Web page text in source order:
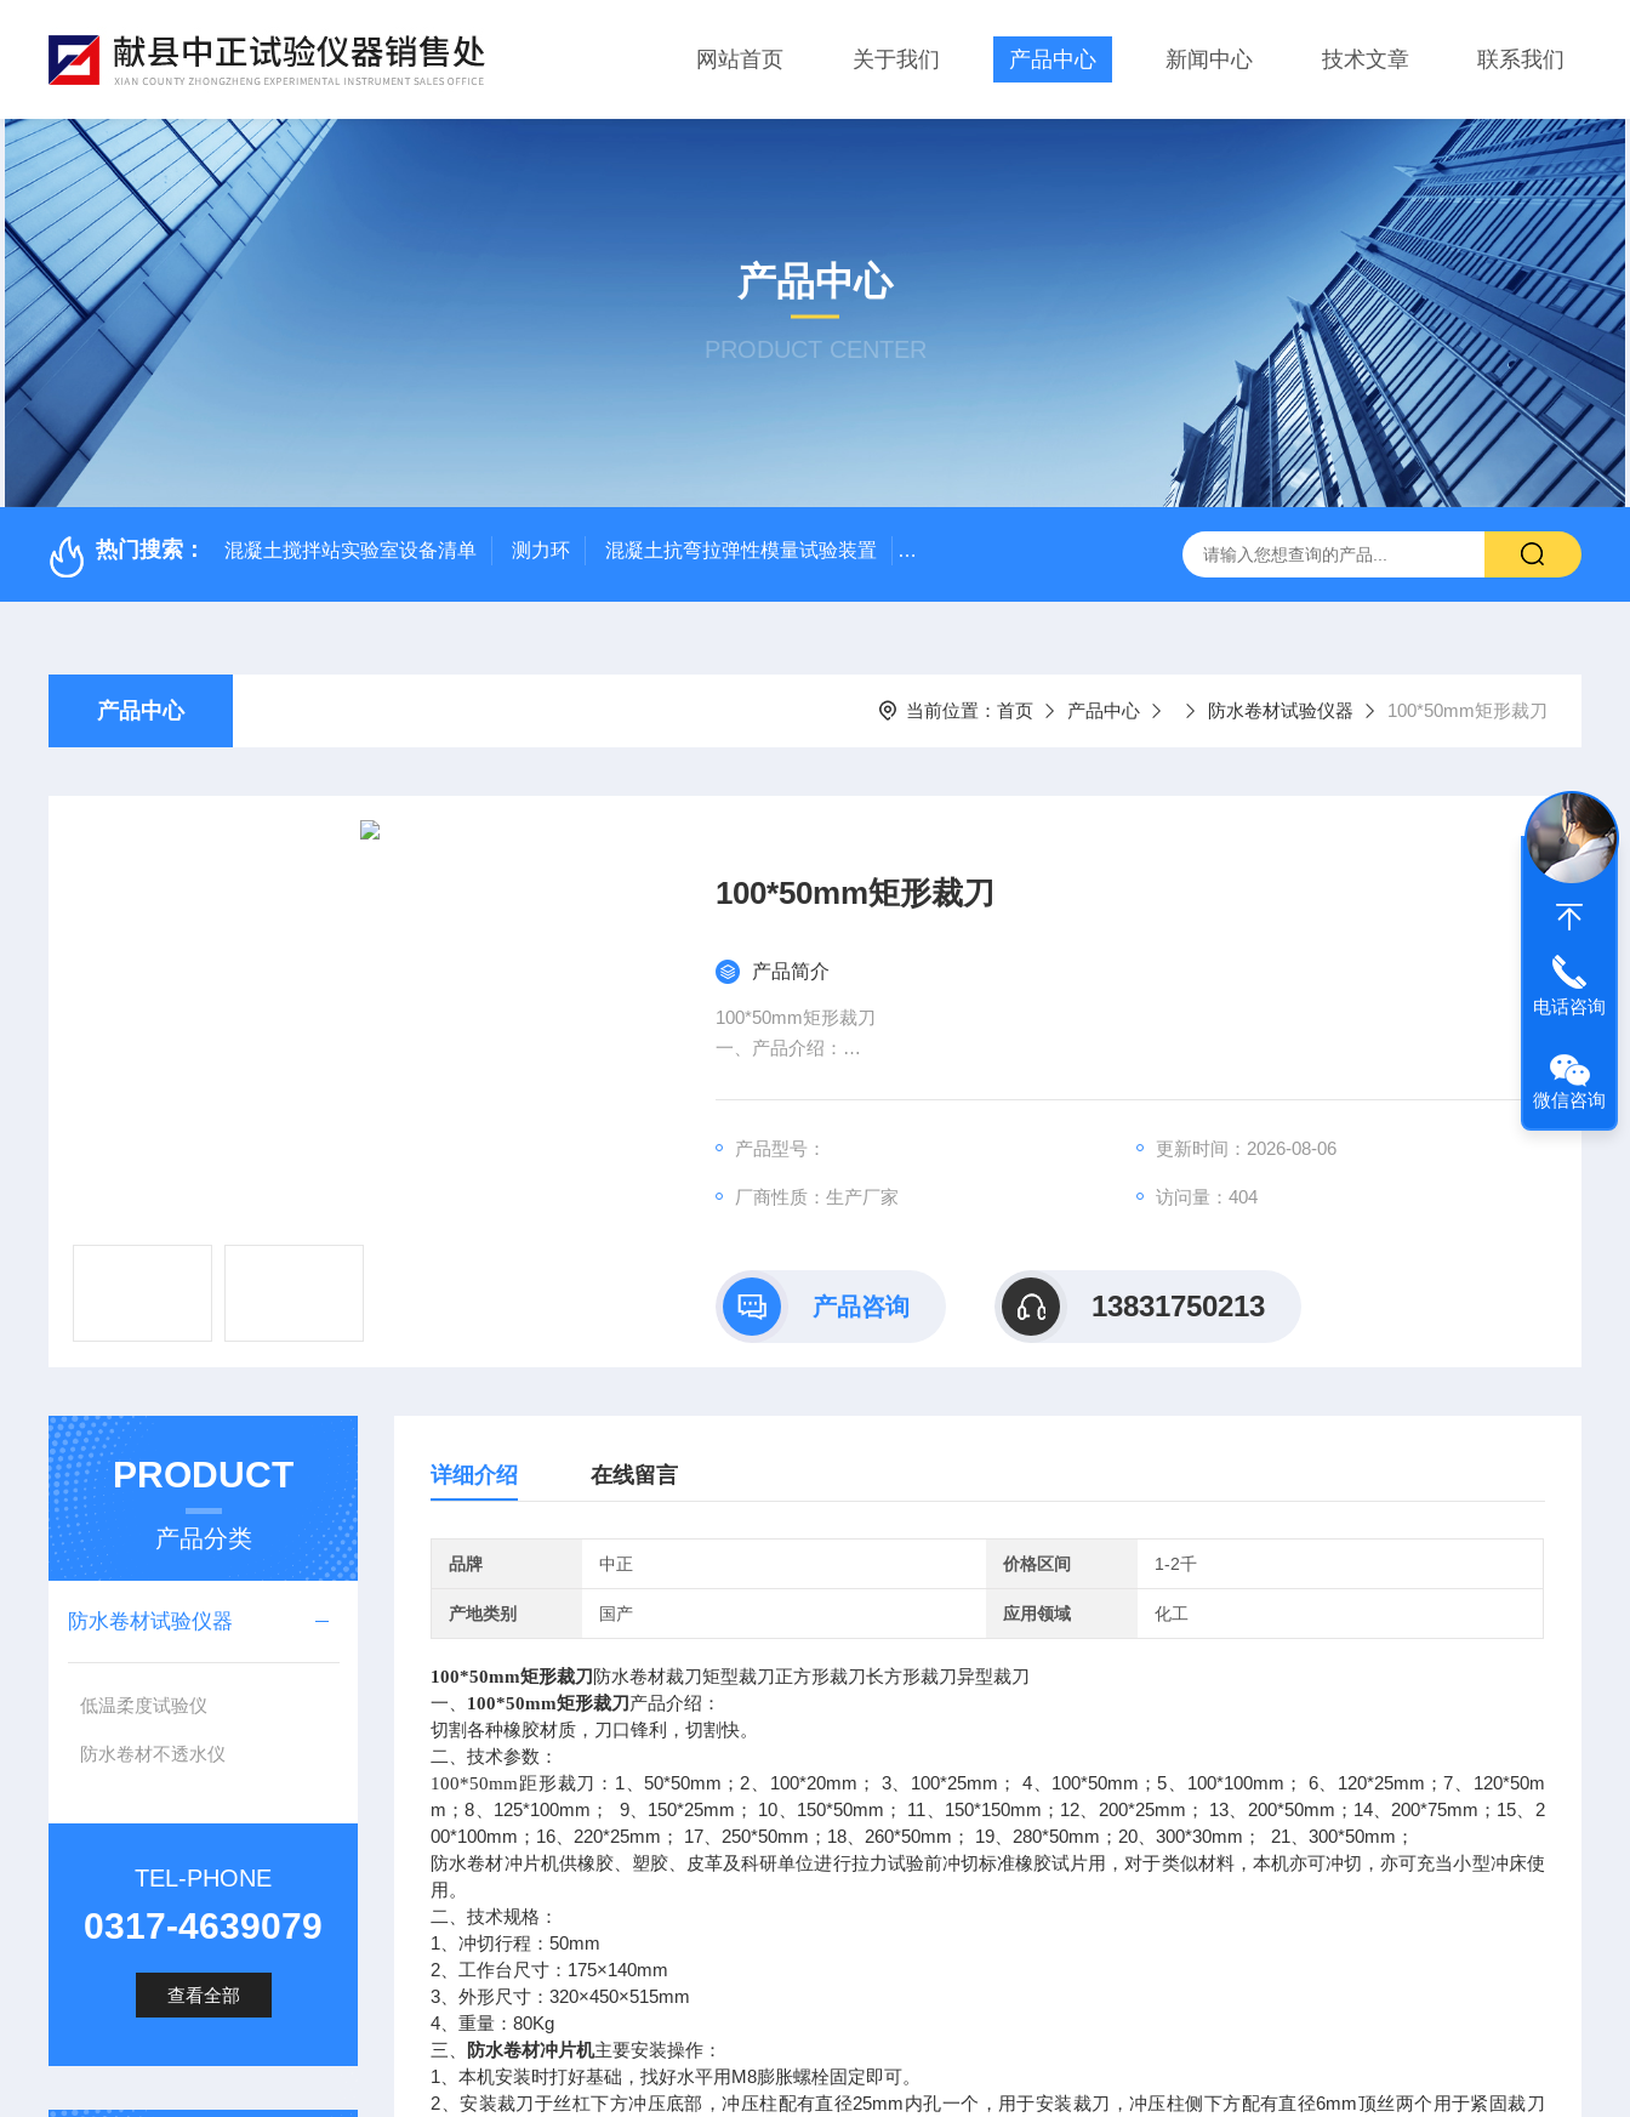
网站首页 关于我们 产品中心 新闻中心 技术文章 联系我们
产品中心
PRODUCT CENTER
热门搜索： 混凝土搅拌站实验室设备清单 测力环 混凝土抗弯拉弹性模量试验装置 混凝土塌落度试验仪 钢结构防火涂料测厚仪 砂基透水砖透水速率试验装置
产品中心 当前位置： 首页 产品中心 防水卷材试验仪器 100*50mm矩形裁刀
100*50mm矩形裁刀
产品简介
100*50mm矩形裁刀
一、产品介绍：
距形裁刀：1、50*50mm；2、100*20mm； 3、100*25mm； 4、100*50mm；5、100*100mm； 6、1
12、200*25mm； 13
产品型号： 更新时间：2026-08-06
厂商性质：生产厂家 访问量：404
产品咨询 13831750213
PRODUCT
产品分类
防水卷材试验仪器
低温柔度试验仪
防水卷材不透水仪
TEL-PHONE
0317-4639079
查看全部
详细介绍 在线留言
品牌 中正 价格区间 1-2千
产地类别 国产 应用领域 化工
100*50mm矩形裁刀 防水卷材裁刀矩型裁刀正方形裁刀长方形裁刀异型裁刀
一、 100*50mm矩形裁刀 产品介绍：
切割各种橡胶材质，刀口锋利，切割快。
二、技术参数：
100*50mm距形裁刀： 1 、50*50mm ； 2 100*20mm ； 3、 100*25mm ； 4、 100*50mm ；5 100*100mm ； 6、 120*25mm ；7
120*50m
m ；8 125*100mm ； 9、 150*25mm ； 10 150*50mm ； 11 150*150mm ； 12、 200*25mm ； 13、 200*50mm ； 14、 200*75mm ； 15
2
00*100mm ； 16 220*25mm ； 17 250*50mm ； 18 260*50mm ； 19 280*50mm ； 20 、300*30mm ； 21 、300*50mm ；
防水卷材冲片机供橡胶、塑胶、皮革及科研单位进行拉力试验前冲切标准橡胶试片用，对于类似材料，本机亦可冲切，亦可充当小型冲床使
用。
二、技术规格：
1 、冲切行程：50mm
2 、工作台尺寸： 175×140mm
3 、外形尺寸：320×450×515mm
4 、重量：80Kg
三、 防水卷材冲片机主要安装操作：
1 、本机安装时打好基础，找好水平用M8膨胀螺栓固定即可。
2 、安装裁刀于丝杠下方冲压底部，冲压柱配有直径25mm内孔一个，用于安装裁刀，冲压柱侧下方配有直径6mm顶丝两个用于紧固裁刀
电话咨询
微信咨询